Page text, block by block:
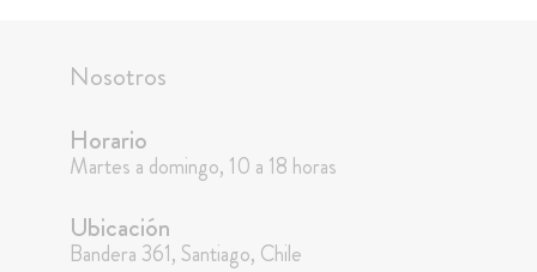
Nosotros
Horario
Martes a domingo, 10 a 18 horas
Ubicación
Bandera 361, Santiago, Chile